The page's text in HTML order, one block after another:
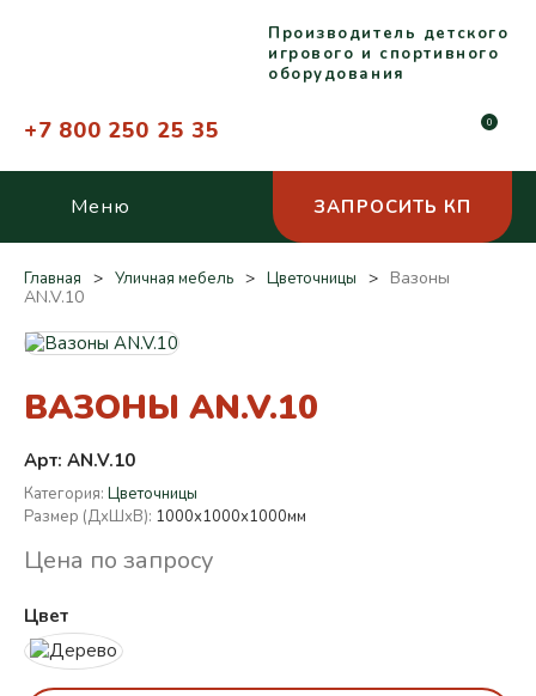
Производитель детского
игрового и спортивного
оборудования
+7 800 250 25 35 0
Меню ЗАПРОСИТЬ КП
Главная Уличная мебель Цветочницы
Вазоны
AN.V.10
ВАЗОНЫ AN.V.10
Арт: AN.V.10
Категория: Цветочницы
Размер (ДхШхВ): 1000х1000х1000мм
Цена по запросу
Цвет